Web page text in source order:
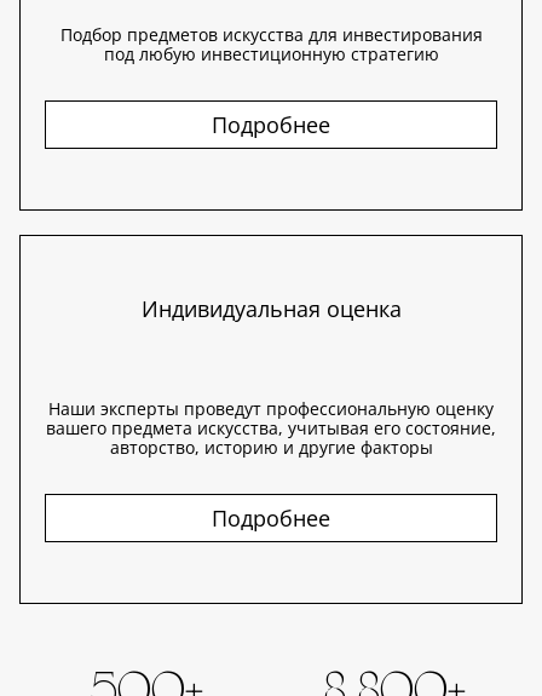
Подбор предметов искусства для инвестирования
под любую инвестиционную стратегию
Подробнее
Индивидуальная оценка
Наши эксперты проведут профессиональную оценку
вашего предмета искусства, учитывая его состояние,
авторство, историю и другие факторы
Подробнее